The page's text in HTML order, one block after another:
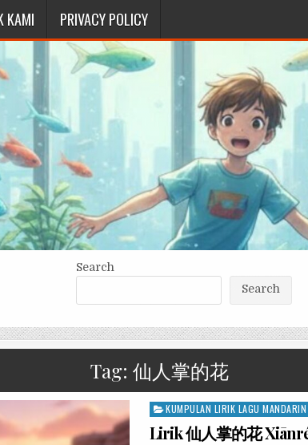
KAMI PRIVACY POLICY
Search
Search
Tag: 仙人掌的花
Posted
in
KUMPULAN LIRIK LAGU MANDARIN
Lirik 仙人掌的花